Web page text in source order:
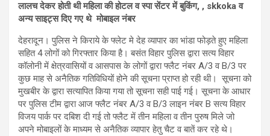
लालच देकर होती थी महिला की होटल व स्पा सेंटर में बुकिंग, , skkoka व
अन्य साइट्स दिए गए थे मोबाइल नंबर
देहरादून। पुलिस ने किराये के फ्लेट मे देह व्यापार का भांडा फोड़ते हुए महिला
सहित 4 लोगों को गिरफ्तार किया है। बसंत विहार पुलिस द्वारा सत्य विहार
कॉलोनी में क्षेत्रवासियों व आसपास के लोगों द्वारा फ्लैट नंबर A/3 व B/3 पर
कुछ माह से अनैतिक गतिविधियों होने की सूचना प्राप्त हो रही थी। सूचना को
मुखबीर के द्वारा सत्यापित किया गया तो सूचना सही पाई गई। सूचना के आधार
पर पुलिस टीम द्वारा आज फ्लैट नंबर A/3 व B/3 लाइन नंबर B सत्य विहार
विजय पार्क पर दबिश दी गई तो फ्लैट में तीन महिला व तीन पुरुष मिले जो
अपने मोबाइलों के माध्यम से अनैतिक व्यापार हेतु चैट व बातें कर रहे थे।